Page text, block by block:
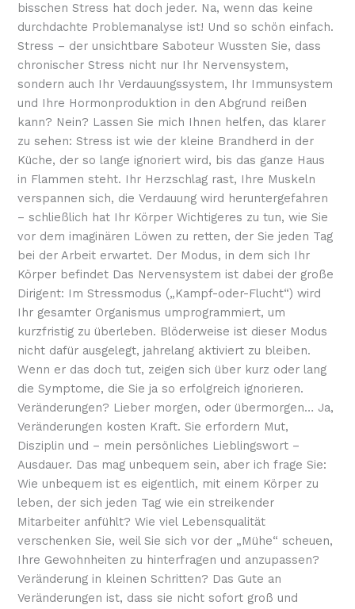
bisschen Stress hat doch jeder. Na, wenn das keine
durchdachte Problemanalyse ist! Und so schön einfach.
Stress – der unsichtbare Saboteur Wussten Sie, dass
chronischer Stress nicht nur Ihr Nervensystem,
sondern auch Ihr Verdauungssystem, Ihr Immunsystem
und Ihre Hormonproduktion in den Abgrund reißen
kann? Nein? Lassen Sie mich Ihnen helfen, das klarer
zu sehen: Stress ist wie der kleine Brandherd in der
Küche, der so lange ignoriert wird, bis das ganze Haus
in Flammen steht. Ihr Herzschlag rast, Ihre Muskeln
verspannen sich, die Verdauung wird heruntergefahren
– schließlich hat Ihr Körper Wichtigeres zu tun, wie Sie
vor dem imaginären Löwen zu retten, der Sie jeden Tag
bei der Arbeit erwartet. Der Modus, in dem sich Ihr
Körper befindet Das Nervensystem ist dabei der große
Dirigent: Im Stressmodus („Kampf-oder-Flucht“) wird
Ihr gesamter Organismus umprogrammiert, um
kurzfristig zu überleben. Blöderweise ist dieser Modus
nicht dafür ausgelegt, jahrelang aktiviert zu bleiben.
Wenn er das doch tut, zeigen sich über kurz oder lang
die Symptome, die Sie ja so erfolgreich ignorieren.
Veränderungen? Lieber morgen, oder übermorgen… Ja,
Veränderungen kosten Kraft. Sie erfordern Mut,
Disziplin und – mein persönliches Lieblingswort –
Ausdauer. Das mag unbequem sein, aber ich frage Sie:
Wie unbequem ist es eigentlich, mit einem Körper zu
leben, der sich jeden Tag wie ein streikender
Mitarbeiter anfühlt? Wie viel Lebensqualität
verschenken Sie, weil Sie sich vor der „Mühe“ scheuen,
Ihre Gewohnheiten zu hinterfragen und anzupassen?
Veränderung in kleinen Schritten? Das Gute an
Veränderungen ist, dass sie nicht sofort groß und